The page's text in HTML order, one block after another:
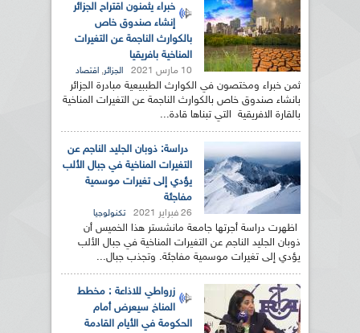
خبراء يثمنون اقتراح الجزائر
إنشاء صندوق خاص
بالكوارث الناجمة عن التغيرات
المناخية بافريقيا
10 مارس 2021 الجزائر, اقتصاد
ثمن خبراء ومختصون في الكوارث الطببيعية مبادرة الجزائر
بانشاء صندوق خاص بالكوارث الناجمة عن التغيرات المناخية
بالقارة الافريقية التي تبناها قادة...
دراسة: ذوبان الجليد الناجم عن
التغيرات المناخية في جبال الألب
يؤدي إلى تغيرات موسمية
مفاجئة
26 فبراير 2021 تكنولوجيا
اظهرت دراسة أجرتها جامعة مانشستر هذا الخميس أن
ذوبان الجليد الناجم عن التغيرات المناخية في جبال الألب
يؤدي إلى تغيرات موسمية مفاجئة. وتجذب جبال...
زرواطي للاذاعة : مخطط
المناخ سيعرض أمام
الحكومة في الأيام القادمة